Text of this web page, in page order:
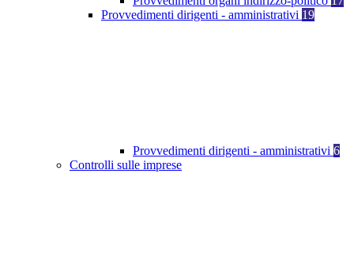
Provvedimenti dirigenti - amministrativi 19
Provvedimenti dirigenti - amministrativi 6
Controlli sulle imprese